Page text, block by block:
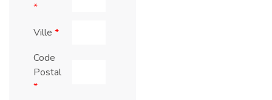
*
Ville *
Code
Postal
*